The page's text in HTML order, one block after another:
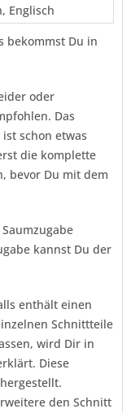
Englisch
bekommst Du in
oder
Das
schon etwas
die komplette
bevor Du mit dem
kannst Du der
enthält einen
Schnittteile
wird Dir in
Diese
den Schnitt